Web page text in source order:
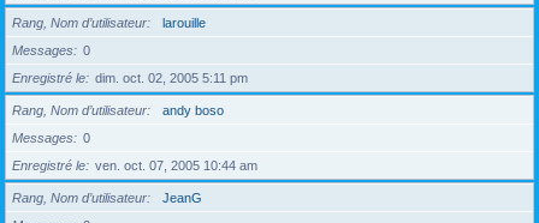
Rang, Nom d’utilisateur
larouille
Messages
0
Enregistré le
dim. oct. 02, 2005 5:11 pm
Rang, Nom d’utilisateur
andy boso
Messages
0
Enregistré le
ven. oct. 07, 2005 10:44 am
Rang, Nom d’utilisateur
JeanG